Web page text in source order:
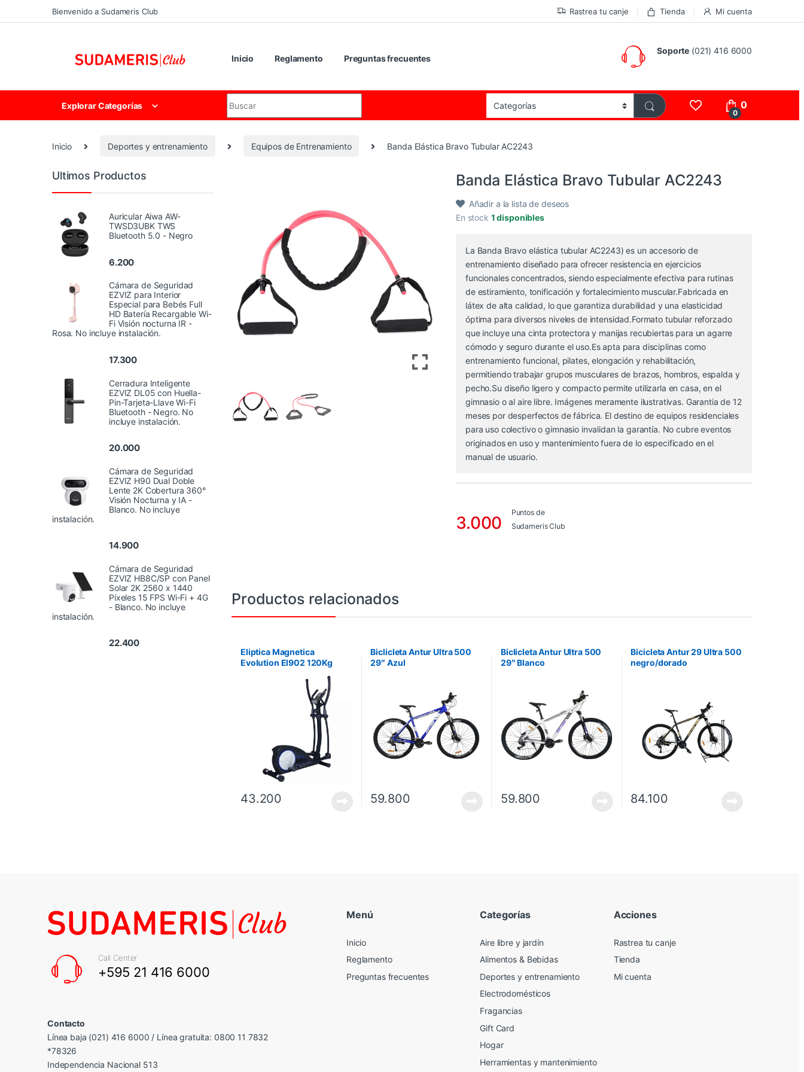
Skip to navigation
Skip to contentBienvenido a Sudameris Club Rastrea tu canje Tienda Mi cuenta
Inicio Reglamento Preguntas frecuentes
Soporte (021) 416 6000
Explorar Categorías
0
0
Inicio Deportes y entrenamiento Equipos de Entrenamiento Banda Elástica Bravo Tubular AC2243
Banda Elástica Bravo Tubular AC2243
Añadir a la lista de deseos
En stock 1 disponibles
La Banda Bravo elástica tubular AC2243) es un accesorio de
entrenamiento diseñado para ofrecer resistencia en ejercicios
funcionales concentrados, siendo especialmente efectiva para rutinas
de estiramiento, tonificación y fortalecimiento muscular.Fabricada en
látex de alta calidad, lo que garantiza durabilidad y una elasticidad
óptima para diversos niveles de intensidad.Formato tubular reforzado
que incluye una cinta protectora y manijas recubiertas para un agarre
cómodo y seguro durante el uso.Es apta para disciplinas como
entrenamiento funcional, pilates, elongación y rehabilitación,
permitiendo trabajar grupos musculares de brazos, hombros, espalda y
pecho.Su diseño ligero y compacto permite utilizarla en casa, en el
gimnasio o al aire libre. Imágenes meramente ilustrativas. Garantia de 12
meses por desperfectos de fábrica. El destino de equipos residenciales
para uso colectivo o gimnasio invalidan la garantía. No cubre eventos
originados en uso y mantenimiento fuera de lo especificado en el
manual de usuario.
3.000
Puntos de
Sudameris Club
Productos relacionados
Eliptica Magnetica
Evolution El902 120Kg
43.200
Biclicleta Antur Ultra 500
29″ Azul
59.800
Biclicleta Antur Ultra 500
29″ Blanco
59.800
Bicicleta Antur 29 Ultra 500
negro/dorado
84.100
Ultimos Productos
Auricular Aiwa AW-
TWSD3UBK TWS
Bluetooth 5.0 - Negro
6.200
Cámara de Seguridad
EZVIZ para Interior
Especial para Bebés Full
HD Batería Recargable Wi-
Fi Visión nocturna IR -
Rosa. No incluye instalación.
17.300
Cerradura Inteligente
EZVIZ DL05 con Huella-
Pin-Tarjeta-Llave Wi-Fi
Bluetooth - Negro. No
incluye instalación.
20.000
Cámara de Seguridad
EZVIZ H90 Dual Doble
Lente 2K Cobertura 360°
Visión Nocturna y IA -
Blanco. No incluye
instalación.
14.900
Cámara de Seguridad
EZVIZ HB8C/SP con Panel
Solar 2K 2560 x 1440
Píxeles 15 FPS Wi-Fi + 4G
- Blanco. No incluye
instalación.
22.400
Call Center
+595 21 416 6000
Contacto
Línea baja (021) 416 6000 / Línea gratuita: 0800 11 7832
*78326
Independencia Nacional 513
Menú
Inicio
Reglamento
Preguntas frecuentes
Categorías
Aire libre y jardín
Alimentos & Bebidas
Deportes y entrenamiento
Electrodomésticos
Fragancias
Gift Card
Hogar
Herramientas y mantenimiento
Acciones
Rastrea tu canje
Tienda
Mi cuenta